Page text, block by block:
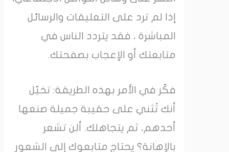
إذا لم ترد على التعليقات والرسائل
المباشرة ، فقد يتردد الناس في
متابعتك أو الإعجاب بصفحتك.
فكّر في الأمر بهذه الطريقة: تخيّل
أنك تُثني على حقيبة جميلة صنعها
أحدهم، ثم يتجاهلك. ألن تشعر
بالإهانة؟ يحتاج متابعوك إلى الشعور